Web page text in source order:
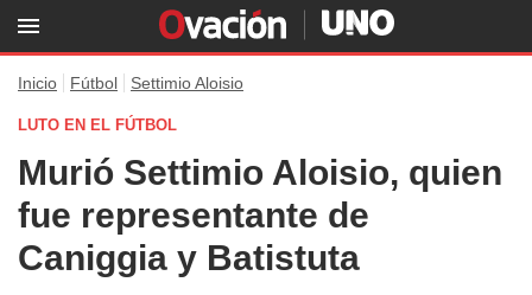
Inicio Fútbol Settimio Aloisio
LUTO EN EL FÚTBOL
Murió Settimio Aloisio, quien
fue representante de
Caniggia y Batistuta